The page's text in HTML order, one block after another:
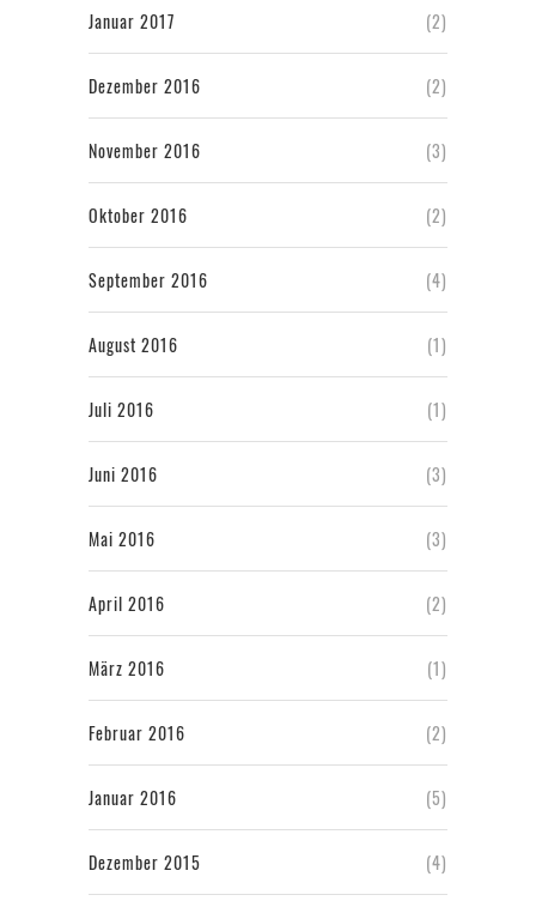
Januar 2017 (2)
Dezember 2016 (2)
November 2016 (3)
Oktober 2016 (2)
September 2016 (4)
August 2016 (1)
Juli 2016 (1)
Juni 2016 (3)
Mai 2016 (3)
April 2016 (2)
März 2016 (1)
Februar 2016 (2)
Januar 2016 (5)
Dezember 2015 (4)